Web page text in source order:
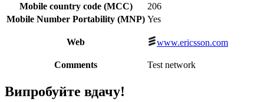
Mobile country code (MCC)
206
Mobile Number Portability (MNP) Yes
Web www.ericsson.com
Comments Test network
Випробуйте вдачу!